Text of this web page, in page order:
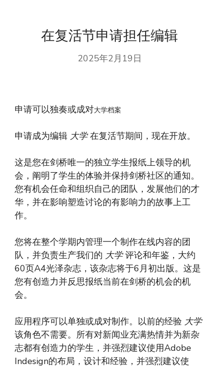
在复活节申请担任编辑
2025年2月19日
申请可以独奏或成对大学档案
申请成为编辑 大学在复活节期间，现在开放。
这是您在剑桥唯一的独立学生报纸上领导的机
会，阐明了学生的体验并保持剑桥社区的通知。
您有机会任命和组织自己的团队，发展他们的才
华，并在影响塑造讨论的有影响力的故事上工
作。
您将在整个学期内管理一个制作在线内容的团
队，并负责生产我们的 大学评论和年鉴，大约
60页A4光泽杂志，该杂志将于6月初出版。这是
您有创造力并反思报纸当前在剑桥的机会的机
会。
应用程序可以单独或成对制作。以前的经验 大学
该角色不需要。所有对新闻业充满热情并为新杂
志都有创造力的学生，并强烈建议使用Adobe
Indesign的布局，设计和经验，并强烈建议使